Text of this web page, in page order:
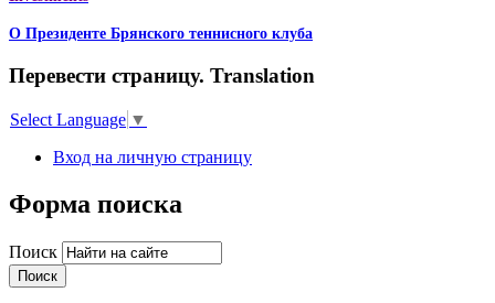
О Президенте Брянского теннисного клуба
Перевести страницу. Translation
Select Language ▼
Вход на личную страницу
Форма поиска
Поиск